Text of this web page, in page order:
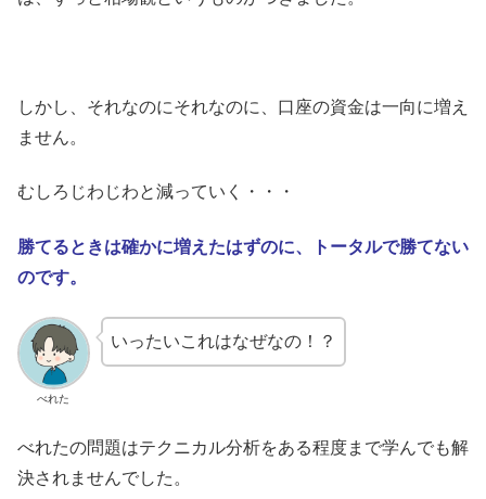
しかし、それなのにそれなのに、口座の資金は一向に増え
ません。
むしろじわじわと減っていく・・・
勝てるときは確かに増えたはずのに、トータルで勝てない
のです。
べれた
いったいこれはなぜなの！？
べれたの問題はテクニカル分析をある程度まで学んでも解
決されませんでした。